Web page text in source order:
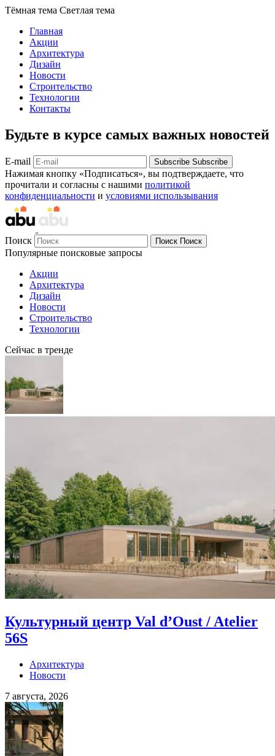
Тёмная тема Светлая тема
Главная
Акции
Архитектура
Дизайн
Новости
Строительство
Технологии
Контакты
Будьте в курсе самых важных новостей
E-mail Subscribe Subscribe
Нажимая кнопку «Подписаться», вы подтверждаете, что
прочитали и согласны с нашими политикой
конфиденциальности и условиями использывания
Поиск Поиск Поиск
Популярные поисковые запросы
Акции
Архитектура
Дизайн
Новости
Строительство
Технологии
Сейчас в тренде
Культурный центр Val d’Oust / Atelier
56S
Архитектура
Новости
7 августа, 2026